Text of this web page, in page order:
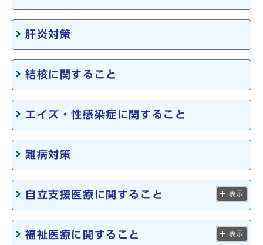
肝炎対策
結核に関すること
エイズ・性感染症に関すること
難病対策
自立支援医療に関すること 表示
福祉医療に関すること 表示